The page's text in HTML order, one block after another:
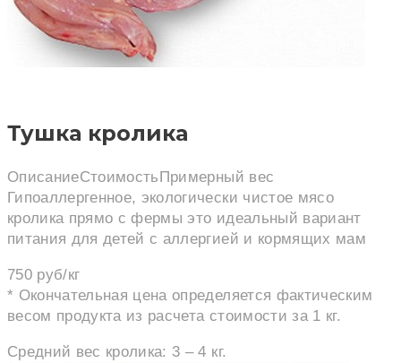
Тушка кролика
ОписаниеСтоимостьПримерный вес
Гипоаллергенное, экологически чистое мясо
кролика прямо с фермы это идеальный вариант
питания для детей с аллергией и кормящих мам
750 руб/кг
* Окончательная цена определяется фактическим
весом продукта из расчета стоимости за 1 кг.
Средний вес кролика: 3 – 4 кг.